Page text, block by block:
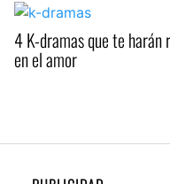
4 K-dramas que te
en el amor